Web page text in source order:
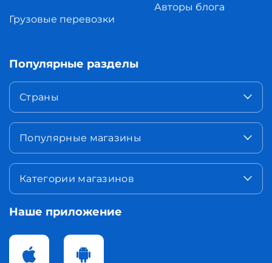
Грузовые перевозки
Авторы блога
Популярные разделы
Страны
Популярные магазины
Категории магазинов
Наше приложение